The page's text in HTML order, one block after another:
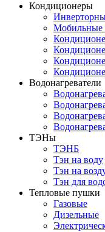
Кондиционеры
Мобильные
Водонагреватели
ТЭНы
ТЭНБ
Тэн на воду
Тэн на
Тэн для
Тепловые пушки
Газовые
Дизельные